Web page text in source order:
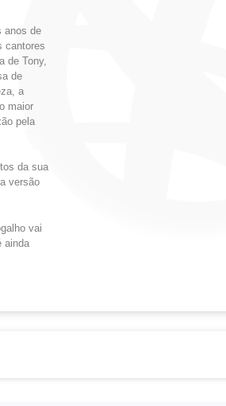
anos de
cantores
de Tony,
de
a
maior
pela
da sua
versão
vai
ainda